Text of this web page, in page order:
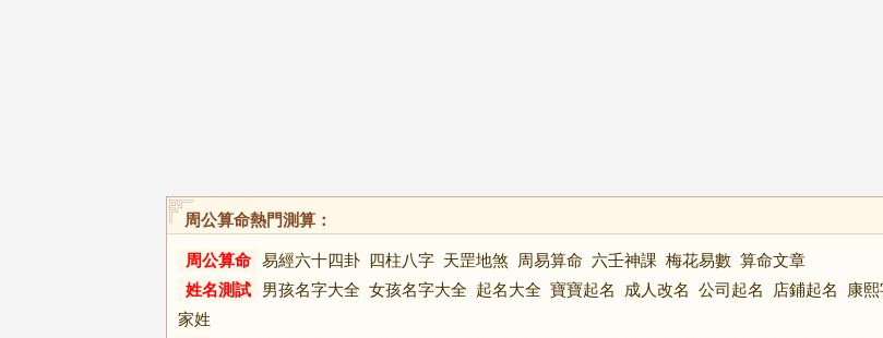
周公算命熱門測算：
周公算命 易經六十四卦 四柱八字 天罡地煞 周易算命 六壬神課 梅花易數 算命文章
姓名測試
男孩名字大全 女孩名字大全 起名大全 寶寶起名 成人改名 公司起名 店鋪起名 康
家姓